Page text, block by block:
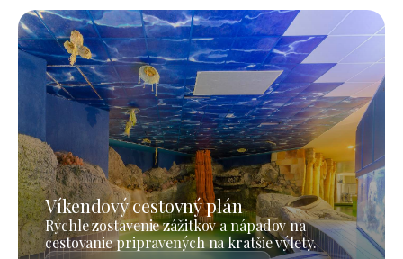
Víkendový cestovný plán
Rýchle zostavenie zážitkov a nápadov na
cestovanie pripravených na kratšie výlety.